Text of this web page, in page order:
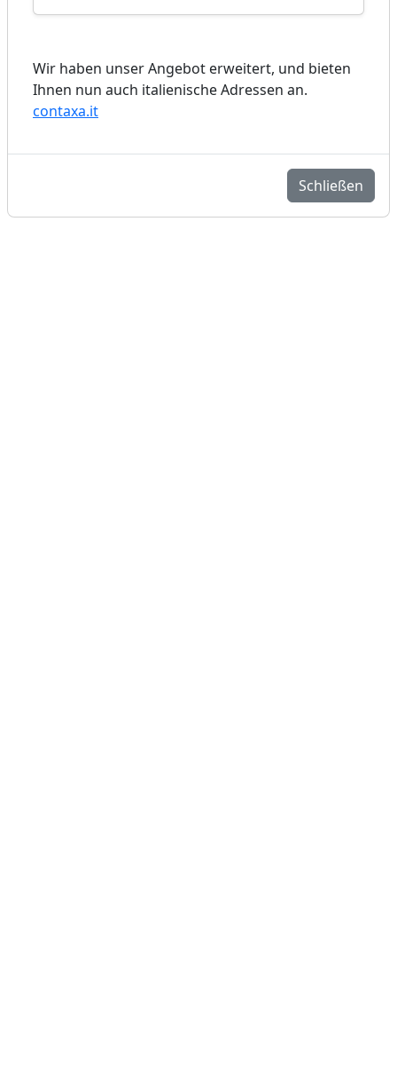
Wir haben unser Angebot erweitert, und bieten
Ihnen nun auch italienische Adressen an.
contaxa.it
Schließen